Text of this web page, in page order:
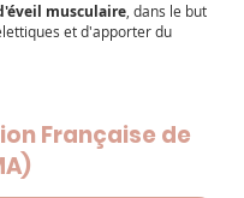
musculaire , dans le but
et d'apporter du
Française de